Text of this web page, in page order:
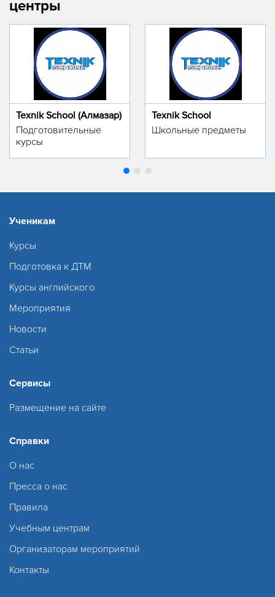
центры
Texnik School (Алмазар)
Подготовительные
курсы
Texnik School
Школьные предметы
Ученикам
Курсы
Подготовка к ДТМ
Курсы английского
Мероприятия
Новости
Статьи
Сервисы
Размещение на сайте
Справки
О нас
Пресса о нас
Правила
Учебным центрам
Организаторам мероприятий
Контакты